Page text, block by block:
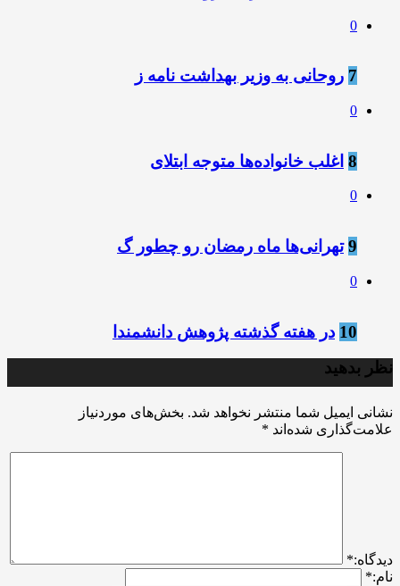
0
7 روحانی به وزیر بهداشت نامه ز
0
8 ️اغلب خانواده‌ها متوجه ابتلای
0
9 تهرانی‌ها ماه رمضان رو چطور گ
0
10 در هفته گذشته پژوهش دانشمندا
نظر بدهید
نشانی ایمیل شما منتشر نخواهد شد. بخش‌های موردنیاز
علامت‌گذاری شده‌اند *
ديدگاه:*
نام:*